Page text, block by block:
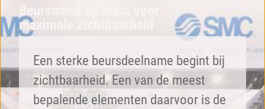
Beurswand op maat voor
maximale zichtbaarheid
Een sterke beursdeelname begint bij
zichtbaarheid. Een van de meest
bepalende elementen daarvoor is de